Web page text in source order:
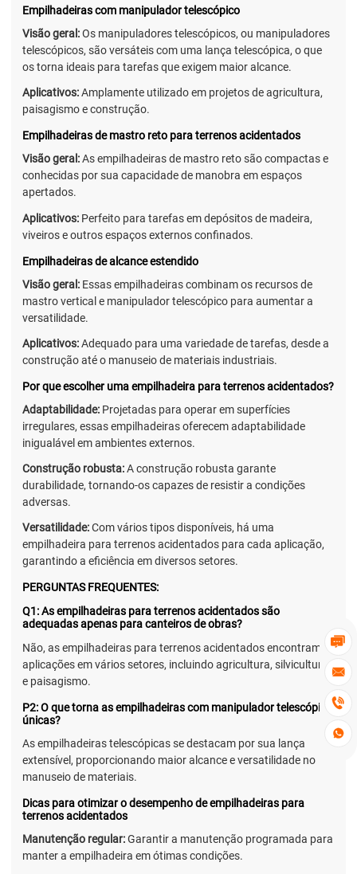




Empilhadeiras com manipulador telescópico
Visão geral:Os manipuladores telescópicos, ou manipuladores
telescópicos, são versáteis com uma lança telescópica, o que
os torna ideais para tarefas que exigem maior alcance.
Aplicativos:Amplamente utilizado em projetos de agricultura,
paisagismo e construção.
Empilhadeiras de mastro reto para terrenos acidentados
Visão geral:As empilhadeiras de mastro reto são compactas e
conhecidas por sua capacidade de manobra em espaços
apertados.
Aplicativos: Perfeito para tarefas em depósitos de madeira,
viveiros e outros espaços externos confinados.
Empilhadeiras de alcance estendido
Visão geral: Essas empilhadeiras combinam os recursos de
mastro vertical e manipulador telescópico para aumentar a
versatilidade.
Aplicativos:Adequado para uma variedade de tarefas, desde a
construção até o manuseio de materiais industriais.
Por que escolher uma empilhadeira para terrenos acidentados?
Adaptabilidade: Projetadas para operar em superfícies
irregulares, essas empilhadeiras oferecem adaptabilidade
inigualável em ambientes externos.
Construção robusta:A construção robusta garante
durabilidade, tornando-os capazes de resistir a condições
adversas.
Versatilidade:Com vários tipos disponíveis, há uma
empilhadeira para terrenos acidentados para cada aplicação,
garantindo a eficiência em diversos setores.
PERGUNTAS FREQUENTES:
Q1: As empilhadeiras para terrenos acidentados são
adequadas apenas para canteiros de obras?
Não, as empilhadeiras para terrenos acidentados encontram
aplicações em vários setores, incluindo agricultura, silvicultura
e paisagismo.
P2: O que torna as empilhadeiras com manipulador telescópico
únicas?
As empilhadeiras telescópicas se destacam por sua lança
extensível, proporcionando maior alcance e versatilidade no
manuseio de materiais.
Dicas para otimizar o desempenho de empilhadeiras para
terrenos acidentados
Manutenção regular:Garantir a manutenção programada para
manter a empilhadeira em ótimas condições.